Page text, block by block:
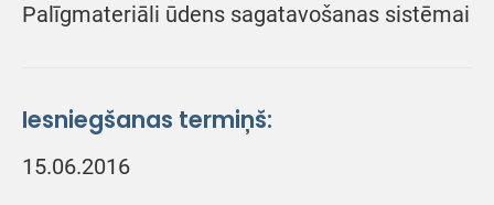
Palīgmateriāli ūdens sagatavošanas sistēmai
Iesniegšanas termiņš:
15.06.2016